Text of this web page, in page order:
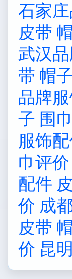
石家
皮带
武汉
带 帽
品牌
子 围
服饰
巾评价
配件
价 成
皮带
价 昆